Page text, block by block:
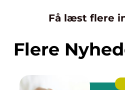
Få læst flere
Flere